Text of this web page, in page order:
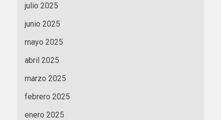
julio 2025
junio 2025
mayo 2025
abril 2025
marzo 2025
febrero 2025
enero 2025